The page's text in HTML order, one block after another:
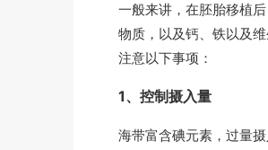
一般来讲，在胚胎移植
物质，以及钙、铁以及
注意以下事项：
1、控制摄入量
海带富含碘元素，过量